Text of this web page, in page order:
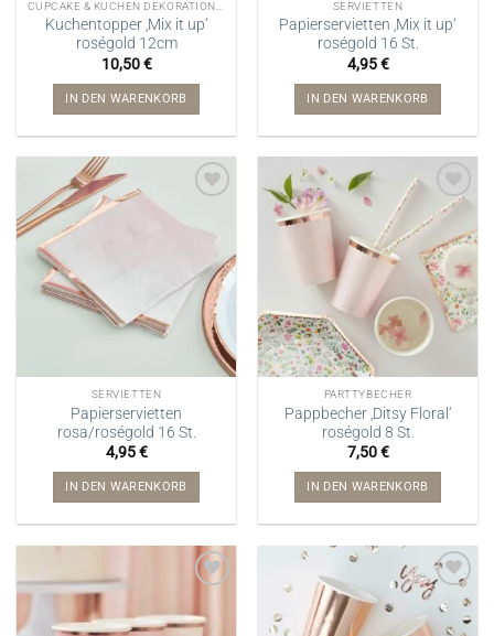
Kuchentopper ‚Mix it up‘
roségold 12cm
10,50€
IN DEN WARENKORB
SERVIETTEN
Papierservietten ‚Mix it up‘
roségold 16 St.
4,95€
IN DEN WARENKORB
SERVIETTEN
Papierservietten
rosa/roségold 16 St.
4,95€
IN DEN WARENKORB
PARTTYBECHER
Pappbecher ‚Ditsy Floral‘
roségold 8 St.
7,50€
IN DEN WARENKORB